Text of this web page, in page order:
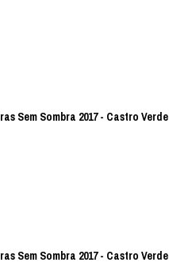
Sem Sombra 2017 - Castro Verde
Sem Sombra 2017 - Castro Verde